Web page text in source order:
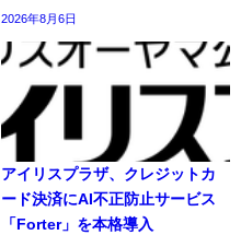
2026年8月6日
アイリスプラザ、クレジットカ
ード決済にAI不正防止サービス
「Forter」を本格導入